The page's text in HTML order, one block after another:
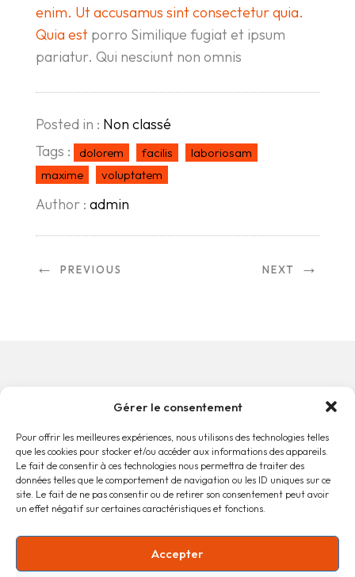
Gérer le consentement
Pour offrir les meilleures expériences, nous utilisons des technologies telles
que les cookies pour stocker et/ou accéder aux informations des appareils.
Le fait de consentir à ces technologies nous permettra de traiter des
données telles que le comportement de navigation ou les ID uniques sur ce
site. Le fait de ne pas consentir ou de retirer son consentement peut avoir
un effet négatif sur certaines caractéristiques et fonctions.
Accepter
enim. Ut accusamus sint consecteturquia.
Quia estporro Similique fugiat et ipsum
pariatur. Qui nesciunt non omnis
Posted in : Non classé
Tags :
dolorem facilis
laboriosam
maxime
voluptatem
Author : admin
← PREVIOUS NEXT →